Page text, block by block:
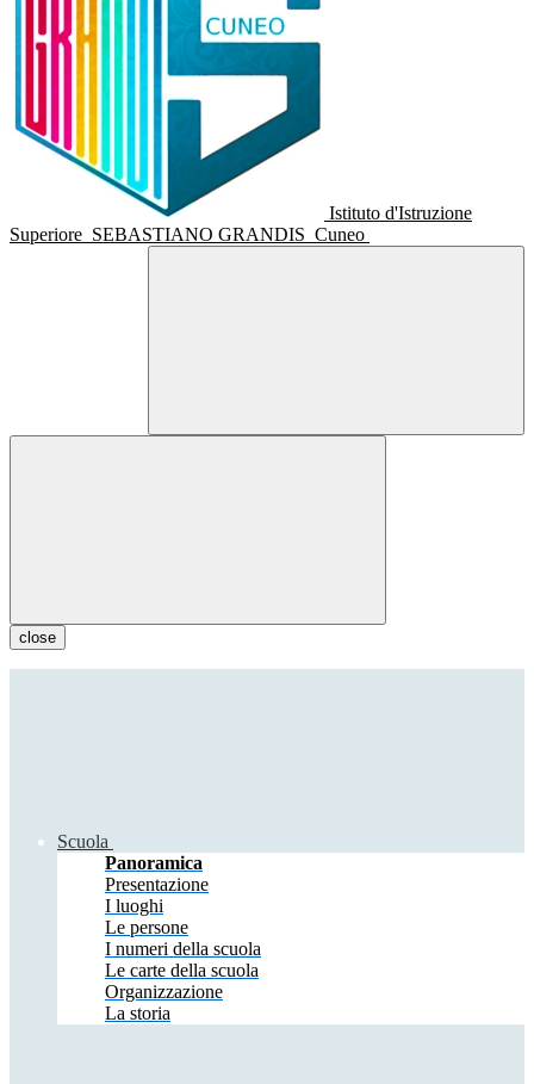
Istituto d'Istruzione
Superiore SEBASTIANO GRANDIS Cuneo
close
Scuola
Panoramica
Presentazione
I luoghi
Le persone
I numeri della scuola
Le carte della scuola
Organizzazione
La storia